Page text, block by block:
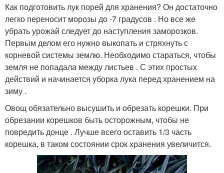
Как подготовить лук порей для хранения? Он достаточно
легко переносит морозы до -7 градусов . Но все же
убрать урожай следует до наступления заморозков.
Первым делом его нужно выкопать и стряхнуть с
корневой системы землю. Необходимо стараться, чтобы
земля не попадала между листьев . С этих простых
действий и начинается уборка лука перед хранением на
зиму .
Овощ обязательно высушить и обрезать корешки. При
обрезании корешков быть осторожным, чтобы не
повредить донце . Лучше всего оставить 1/3 часть
корешка, в таком состоянии срок хранения увеличится.